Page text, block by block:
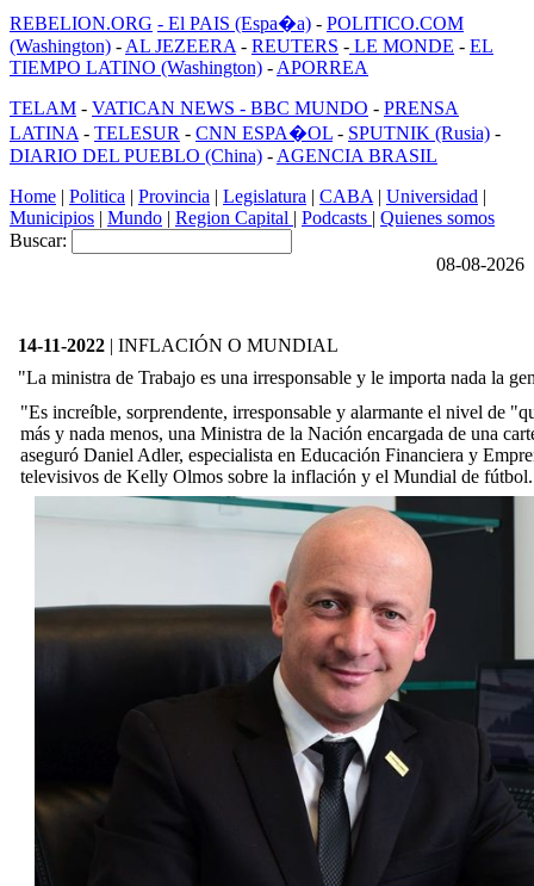
REBELION.ORG - El PAIS (Espa�a) - POLITICO.COM
(Washington) - AL JEZEERA - REUTERS - LE MONDE - EL
TIEMPO LATINO (Washington) - APORREA
TELAM - VATICAN NEWS - BBC MUNDO - PRENSA
LATINA - TELESUR - CNN ESPA�OL - SPUTNIK (Rusia) -
DIARIO DEL PUEBLO (China) - AGENCIA BRASIL
Home | Politica | Provincia | Legislatura | CABA | Universidad |
Municipios | Mundo | Region Capital | Podcasts | Quienes somos
Buscar:
08-08-2026
14-11-2022 | INFLACIÓN O MUNDIAL
"La ministra de Trabajo es una irresponsable y le importa nada la
"Es increíble, sorprendente, irresponsable y alarmante el nivel de
más y nada menos, una Ministra de la Nación encargada de una
aseguró Daniel Adler, especialista en Educación Financiera y
televisivos de Kelly Olmos sobre la inflación y el Mundial de fútbol.